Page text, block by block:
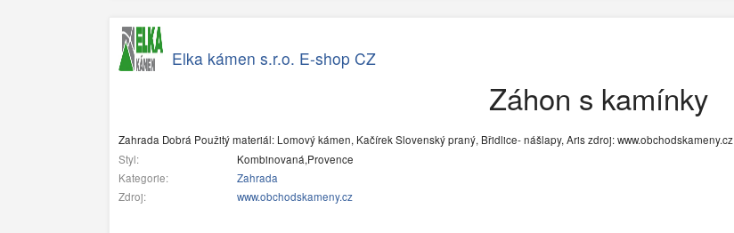
Elka kámen s.r.o. E-shop CZ
Záhon s kamínky
Zahrada Dobrá Použitý materiál: Lomový kámen, Kačírek Slovenský praný, Břidlice- nášlapy, Aris zdroj: www.obchodskameny.cz
Styl:
Kombinovaná,Provence
Kategorie:
Zahrada
Zdroj:
www.obchodskameny.cz